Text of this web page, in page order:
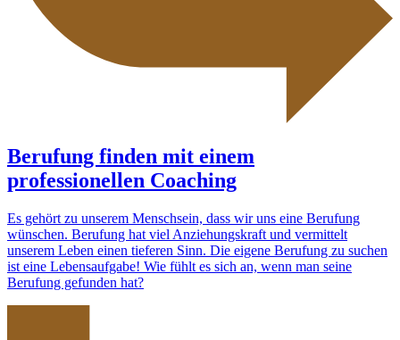
Berufung finden mit einem
professionellen Coaching
Es gehört zu unserem Menschsein, dass wir uns eine Berufung
wünschen. Berufung hat viel Anziehungskraft und vermittelt
unserem Leben einen tieferen Sinn. Die eigene Berufung zu suchen
ist eine Lebensaufgabe! Wie fühlt es sich an, wenn man seine
Berufung gefunden hat?